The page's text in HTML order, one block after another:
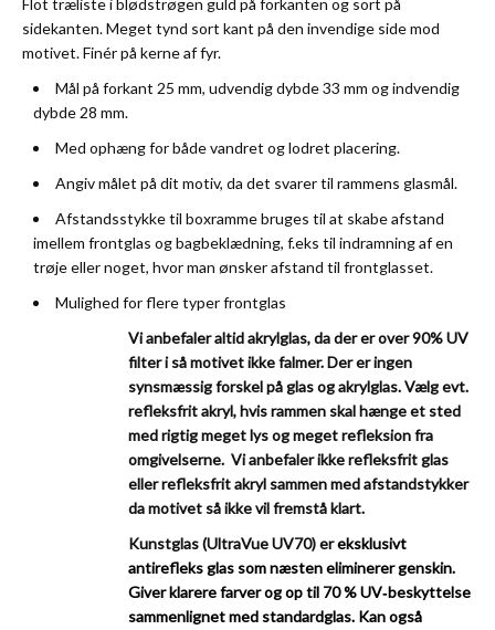
Flot træliste i blødstrøgen guld på forkanten og sort på
sidekanten. Meget tynd sort kant på den invendige side mod
motivet. Finér på kerne af fyr.
Mål på forkant 25 mm, udvendig dybde 33 mm og indvendig
dybde 28 mm.
Med ophæng for både vandret og lodret placering.
Angiv målet på dit motiv, da det svarer til rammens glasmål.
Afstandsstykke til boxramme bruges til at skabe afstand
imellem frontglas og bagbeklædning, f.eks til indramning af en
trøje eller noget, hvor man ønsker afstand til frontglasset.
Mulighed for flere typer frontglas
Vi anbefaler altid akrylglas, da der er over 90% UV
filter i så motivet ikke falmer. Der er ingen
synsmæssig forskel på glas og akrylglas.Vælg evt.
refleksfrit akryl, hvis rammen skal hænge et sted
med rigtig meget lys og meget refleksion fra
omgivelserne. Vi anbefaler ikke refleksfrit glas
eller refleksfrit akryl sammen med afstandstykker
da motivet så ikke vil fremstå klart.
Kunstglas (UltraVue UV70) ereksklusivt
antirefleks glas som næsten eliminerer genskin.
Giver klarere farver og op til 70% UV‑beskyttelse
sammenlignet med standardglas. Kan også